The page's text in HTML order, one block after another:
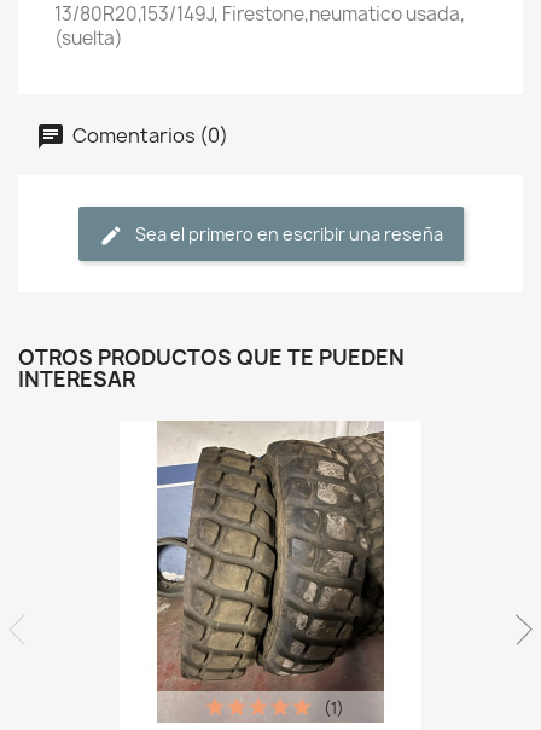
13/80R20,153/149J, Firestone,neumatico usada,
(suelta)
Comentarios (0)
Sea el primero en escribir una reseña
OTROS PRODUCTOS QUE TE PUEDEN
INTERESAR
(1)